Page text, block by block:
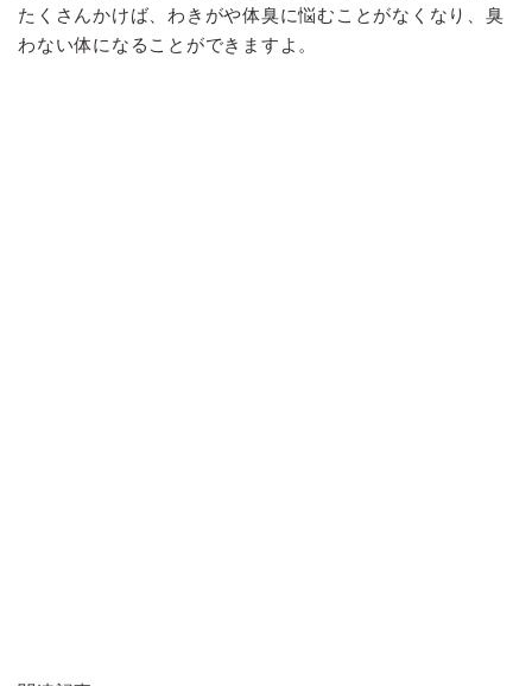
たくさんかけば、わきがや体臭に悩むことがなくなり、臭
わない体になることができますよ。